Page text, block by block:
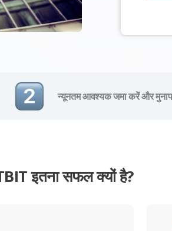
न्यूनतम आवश्यक जमा करें और
इतना सफल क्यों है?